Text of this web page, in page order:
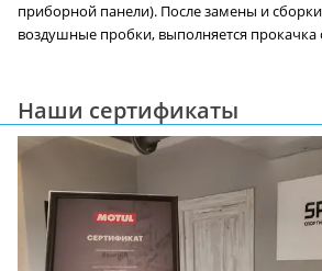
приборной панели). После замены и
воздушные пробки, выполняется
Наши сертификаты